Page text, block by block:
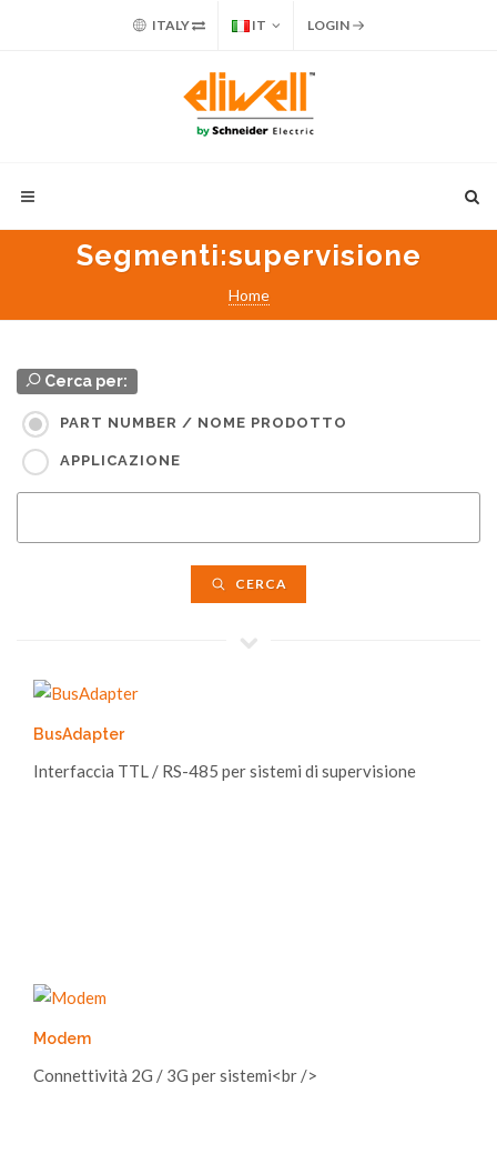
ITALY IT LOGIN
Segmenti:supervisione
Home
Cerca per:
PART NUMBER / NOME PRODOTTO
APPLICAZIONE
CERCA
BusAdapter
Interfaccia TTL / RS-485 per sistemi di supervisione
Modem
Connettività 2G / 3G per sistemi<br />